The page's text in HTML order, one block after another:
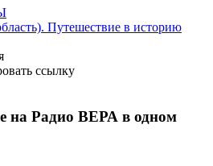
Путешествие в историю
на Радио ВЕРА в одном